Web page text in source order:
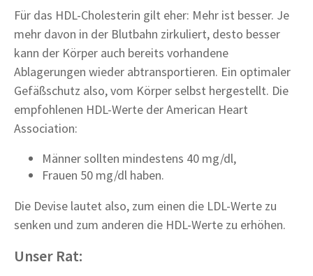
Für das HDL-Cholesterin gilt eher: Mehr ist besser. Je
mehr davon in der Blutbahn zirkuliert, desto besser
kann der Körper auch bereits vorhandene
Ablagerungen wieder abtransportieren. Ein optimaler
Gefäßschutz also, vom Körper selbst hergestellt. Die
empfohlenen HDL-Werte der American Heart
Association:
Männer sollten mindestens 40 mg/dl,
Frauen 50 mg/dl haben.
Die Devise lautet also, zum einen die LDL-Werte zu
senken und zum anderen die HDL-Werte zu erhöhen.
Unser Rat: